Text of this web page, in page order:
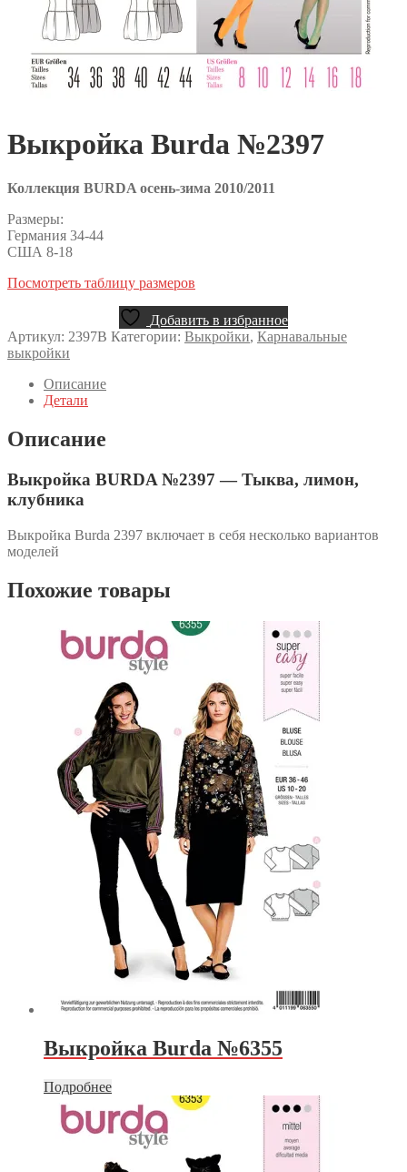
Выкройка Burda №2397
Коллекция BURDA осень-зима 2010/2011
Размеры:
Германия 34-44
США 8-18
Посмотреть таблицу размеров
Добавить в избранное
Артикул: 2397B Категории: Выкройки, Карнавальные
выкройки
Описание
Детали
Описание
Выкройка BURDA №2397 — Тыква, лимон,
клубника
Выкройка Burda 2397 включает в себя несколько вариантов
моделей
Похожие товары
Выкройка Burda №6355
Подробнее